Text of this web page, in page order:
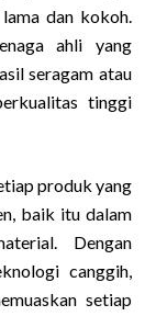
dan kokoh.
ahli yang
seragam atau
tinggi
produk yang
baik itu dalam
Dengan
canggih,
setiap